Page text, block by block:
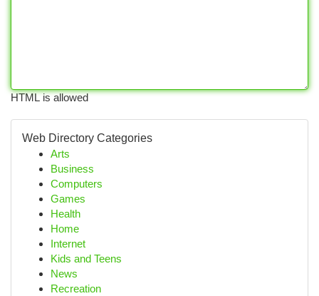
HTML is allowed
Web Directory Categories
Arts
Business
Computers
Games
Health
Home
Internet
Kids and Teens
News
Recreation